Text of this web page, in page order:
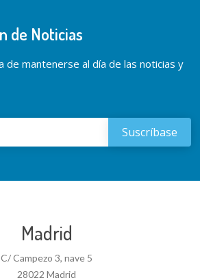
de Noticias
de mantenerse al día de las noticias y
Madrid
C/ Campezo 3, nave 5
28022 Madrid